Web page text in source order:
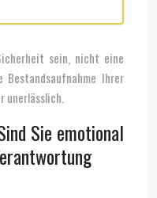
sein, nicht eine
Ihrer
unerlässlich.
Sie emotional